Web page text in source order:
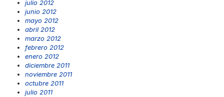
julio 2012
junio 2012
mayo 2012
abril 2012
marzo 2012
febrero 2012
enero 2012
diciembre 2011
noviembre 2011
octubre 2011
julio 2011